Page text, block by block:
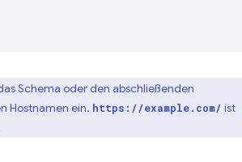
Schema oder den abschließenden
Hostnamen ein. https://example.com/ ist